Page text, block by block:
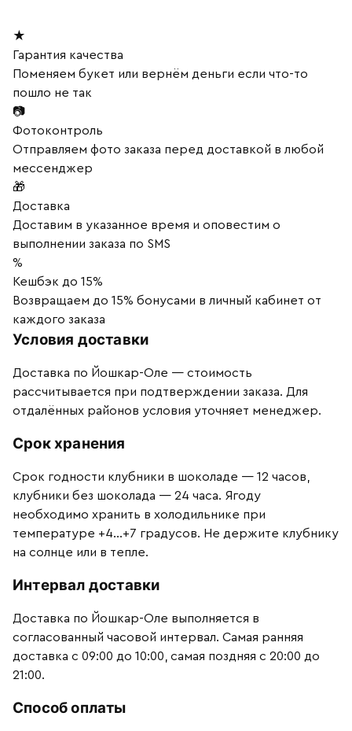
★
Гарантия качества
Поменяем букет или вернём деньги если что-то
пошло не так
📷
Фотоконтроль
Отправляем фото заказа перед доставкой в любой
мессенджер
🎁
Доставка
Доставим в указанное время и оповестим о
выполнении заказа по SMS
%
Кешбэк до 15%
Возвращаем до 15% бонусами в личный кабинет от
каждого заказа
Условия доставки
Доставка по Йошкар-Оле — стоимость
рассчитывается при подтверждении заказа. Для
отдалённых районов условия уточняет менеджер.
Срок хранения
Срок годности клубники в шоколаде — 12 часов,
клубники без шоколада — 24 часа. Ягоду
необходимо хранить в холодильнике при
температуре +4…+7 градусов. Не держите клубнику
на солнце или в тепле.
Интервал доставки
Доставка по Йошкар-Оле выполняется в
согласованный часовой интервал. Самая ранняя
доставка с 09:00 до 10:00, самая поздняя с 20:00 до
21:00.
Способ оплаты